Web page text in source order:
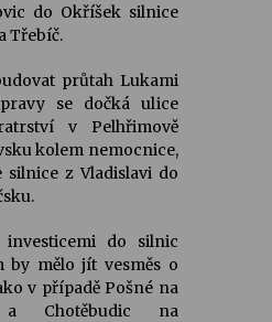
do Okříšek silnice
Třebíč.
průtah Lukami
se dočká ulice
v Pelhřimově
kolem nemocnice,
silnice z Vladislavi do
do silnic
by mělo jít vesměs o
v případě Pošné na
a Chotěbudic na